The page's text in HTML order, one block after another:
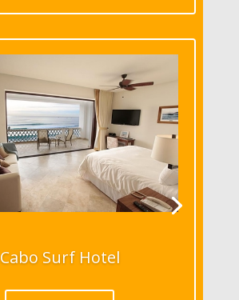
Cabo Surf Hotel